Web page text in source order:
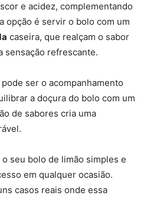
e acidez, complementando
opção é servir o bolo com um
caseira, que realçam o sabor
sensação refrescante.
pode ser o acompanhamento
a doçura do bolo com um
de sabores cria uma
seu bolo de limão simples e
em qualquer ocasião.
casos reais onde essa